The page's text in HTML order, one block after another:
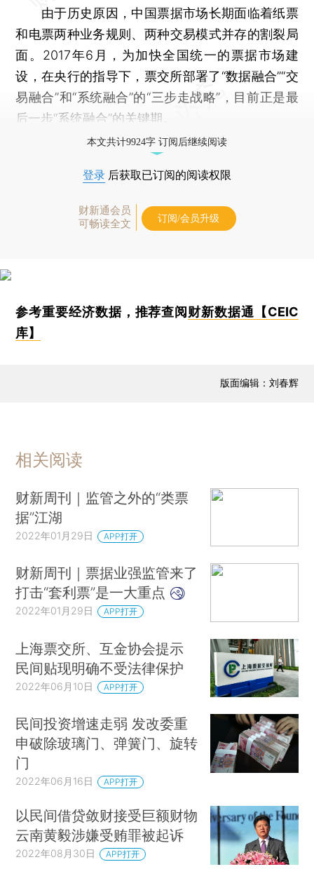
由于历史原因，中国票据市场长期面临着纸票
和电票两种业务规则、两种交易模式并存的割裂局
面。2017年6月，为加快全国统一的票据市场建
设，在央行的指导下，票交所部署了“数据融合”“交
易融合”和“系统融合”的“三步走战略”，目前正是最
后一步“系统融合”的关键期。
本文共计9924字 订阅后继续阅读
登录 后获取已订阅的阅读权限
财新通会员
可畅读全文
订阅/会员升级
参考重要经济数据，推荐查阅 财新数据通【CEIC
库】
版面编辑：刘春辉
相关阅读
财新周刊｜监管之外的“类票
据”江湖
2022年01月29日 APP打开
财新周刊｜票据业强监管来了
打击“套利票”是一大重点
2022年01月29日 APP打开
上海票交所、互金协会提示
民间贴现明确不受法律保护
2022年06月10日 APP打开
民间投资增速走弱 发改委重
申破除玻璃门、弹簧门、旋转
门
2022年06月16日 APP打开
以民间借贷敛财接受巨额财物
云南黄毅涉嫌受贿罪被起诉
2022年08月30日 APP打开